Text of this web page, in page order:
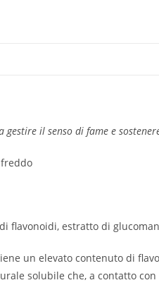
il senso di fame e
flavonoidi, estratto di
un elevato contenuto di
solubile che, a contatto